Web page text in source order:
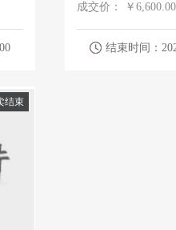
成交价： ￥6,600.00
结束时间：
结束